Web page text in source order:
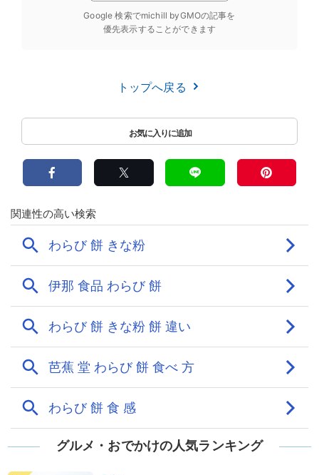
Google 検索でmichill byGMOの記事を
優先表示することができます
トップへ戻る
グルメ・おでかけの人気ランキング